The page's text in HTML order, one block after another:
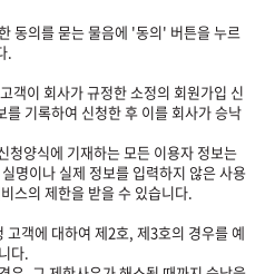
동의를 묻는 물음에 '동의' 버튼을 누르
.
객이 회사가 규정한 소정의 회원가입 신
기록하여 신청한 후 이를 회사가 승낙
청양식에 기재하는 모든 이용자 정보는
명이나 실제 정보를 입력하지 않은 사용
스의 제한을 받을 수 있습니다.
객에 대하여 제2호, 제3호의 경우를 예
다.